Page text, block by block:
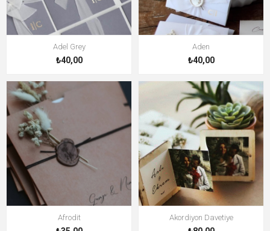
Adel Grey
₺40,00
Aden
₺40,00
Afrodit Akordiyon Davetiye